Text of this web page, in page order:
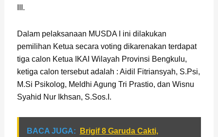
III.
Dalam pelaksanaan MUSDA I ini dilakukan
pemilihan Ketua secara voting dikarenakan terdapat
tiga calon Ketua IKAI Wilayah Provinsi Bengkulu,
ketiga calon tersebut adalah : Aidil Fitriansyah, S.Psi,
M.Si Psikolog, Meldhi Agung Tri Prastio, dan Wisnu
Syahid Nur Ikhsan, S.Sos.I.
BACA JUGA:
Brigif 8 Garuda Cakti,